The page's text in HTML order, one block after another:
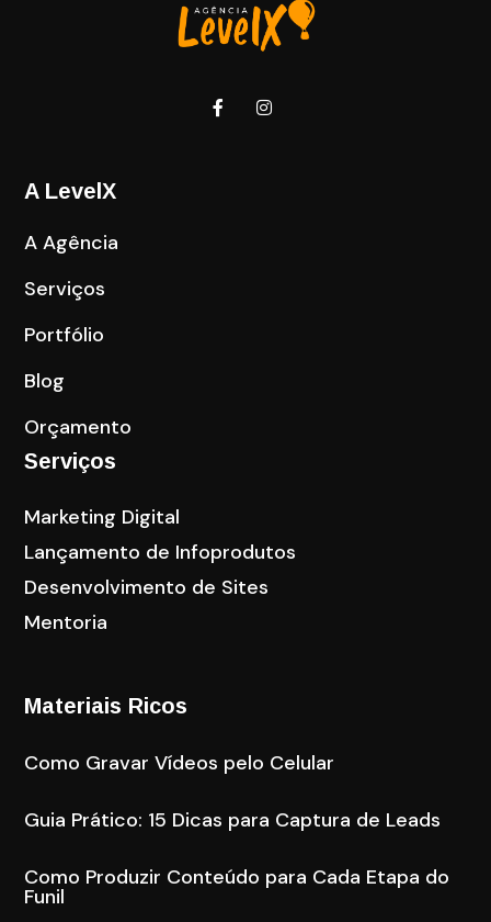
A LevelX
A Agência
Serviços
Portfólio
Blog
Orçamento
Serviços
Marketing Digital
Lançamento de Infoprodutos
Desenvolvimento de Sites
Mentoria
Materiais Ricos
Como Gravar Vídeos pelo Celular
Guia Prático: 15 Dicas para Captura de Leads
Como Produzir Conteúdo para Cada Etapa do
Funil